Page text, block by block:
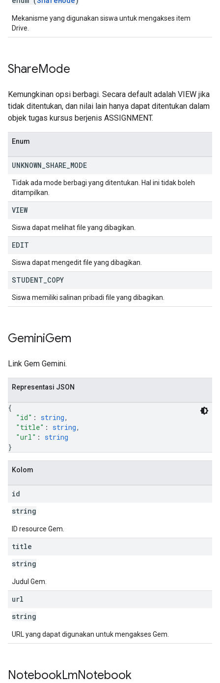
Mekanisme yang digunakan siswa untuk mengakses item
Drive.
ShareMode
Kemungkinan opsi berbagi. Secara default adalah VIEW jika
tidak ditentukan, dan nilai lain hanya dapat ditentukan dalam
objek tugas kursus berjenis ASSIGNMENT.
Enum
UNKNOWN SHARE MODE
Tidak ada mode berbagi yang ditentukan. Hal ini tidak boleh
ditampilkan.
VIEW
Siswa dapat melihat file yang dibagikan.
EDIT
Siswa dapat mengedit file yang dibagikan.
STUDENT COPY
Siswa memiliki salinan pribadi file yang dibagikan.
GeminiGem
Link Gem Gemini.
Representasi JSON
{
"id" : string,
"title" : string,
"url" : string
}
Kolom
id
string
ID resource Gem.
title
string
Judul Gem.
url
string
URL yang dapat digunakan untuk mengakses Gem.
NotebookLmNotebook